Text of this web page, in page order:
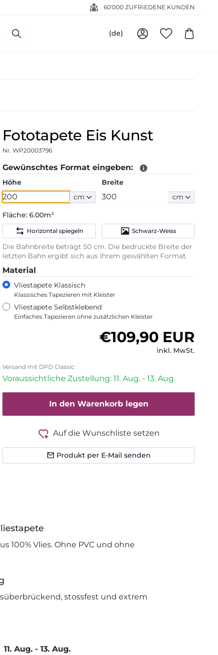
60'000 ZUFRIEDENE KUNDEN
(de)
Fototapete Eis Kunst
Nr. WP20003796
Gewünschtes Format eingeben:
Höhe
cm
Breite
cm
Fläche:6.00m²
Horizontal spiegeln Schwarz-Weiss
Die Bahnbreite beträgt 50 cm. Die bedruckte Breite der
letzten Bahn ergibt sich aus Ihrem gewählten Format.
Material
Vliestapete Klassisch
Klassisches Tapezieren mit Kleister
Vliestapete Selbstklebend
Einfaches Tapezieren ohne zusätzlichen Kleister
Normaler Preis
€109,90 EUR
inkl. MwSt.
Versand mit DPD Classic
Voraussichtliche Zustellung: 11. Aug. - 13. Aug.
In den Warenkorb legen
Auf die Wunschliste setzen
Produkt per E-Mail senden
100% Vlies. Ohne PVC und ohne
stossfest und extrem
11. Aug. - 13. Aug.